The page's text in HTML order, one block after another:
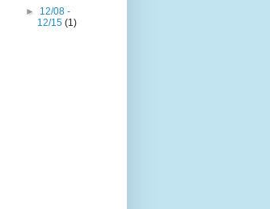
► 12/08 -
12/15(1)